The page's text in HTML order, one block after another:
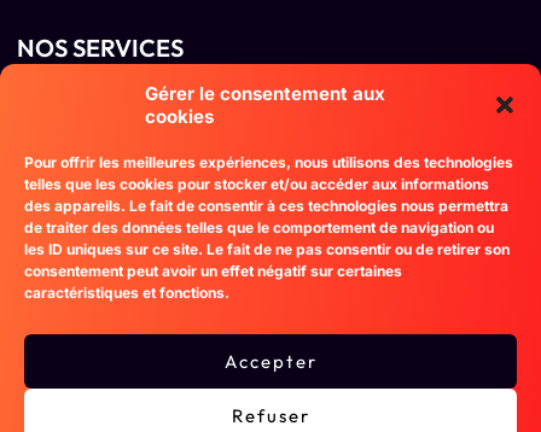
Gérer le consentement aux
cookies
Pour offrir les meilleures expériences, nous utilisons des technologies
telles que les cookies pour stocker et/ou accéder aux informations
des appareils. Le fait de consentir à ces technologies nous permettra
de traiter des données telles que le comportement de navigation ou
les ID uniques sur ce site. Le fait de ne pas consentir ou de retirer son
consentement peut avoir un effet négatif sur certaines
caractéristiques et fonctions.
Accepter
Refuser
NOS SERVICES​
Migration vers Laravel
Maintenance et Support
Intégration d'Api et Services Web
Optimisation de la Performance et Sécurité
L'AGENCE
Notre expertise
Nos Réalisations
Nous étudions chacun de vos projets
contact@agencelaravel.com